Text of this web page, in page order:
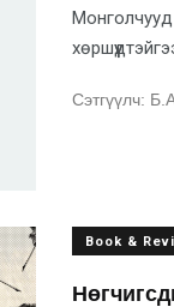
Сэтгүүлч:
Book &